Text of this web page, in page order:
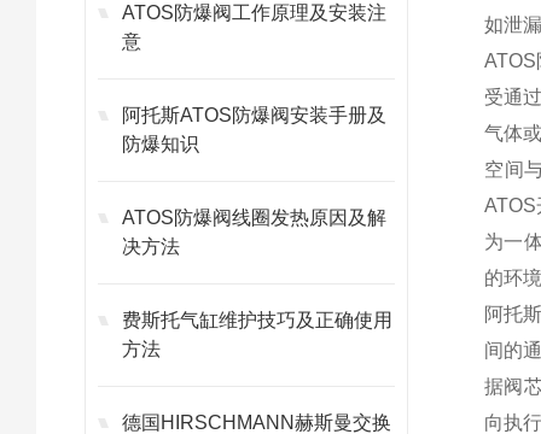
ATOS防爆阀工作原理及安装注
意
阿托斯ATOS防爆阀安装手册及
防爆知识
ATOS防爆阀线圈发热原因及解
决方法
费斯托气缸维护技巧及正确使用
方法
德国HIRSCHMANN赫斯曼交换
如泄
受通
气体
空间
为一
的环
阿托
间的
据阀
向执